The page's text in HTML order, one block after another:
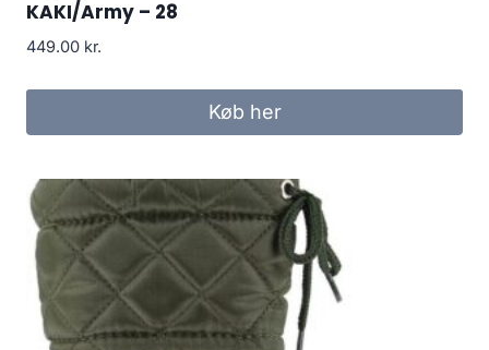
KAKI/Army – 28
449.00 kr.
Køb her